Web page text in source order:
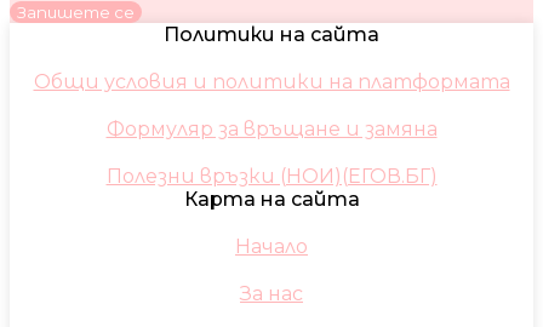
Запишете се
Политики на сайта
Общи условия и политики на платформата
Формуляр за връщане и замяна
Полезни връзки (НОИ)(ЕГОВ.БГ)
Карта на сайта
Начало
За нас